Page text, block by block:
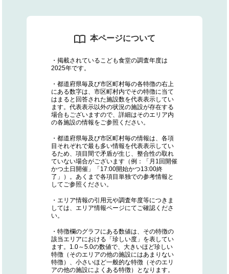
本ページについて
・掲載されているこども食堂の調査年度は
2025年です。
・都道府県毎及び市区町村毎の各特徴の右上
にある数字は、市区町村内でその特徴に当て
はまると回答された施設数を代表表示してい
ます。代表表示以外の状況の施設が存在する
場合もございますので、詳細はそのエリア内
の各施設の情報をご参照ください。
・都道府県毎及び市区町村毎の情報は、各項
目それぞれで最も多い情報を代表表示してい
るため、項目間で矛盾が生じ、整合性の取れ
ていない場合がございます（例：「月1回開催
かつ土日開催」「17:00開始かつ13:00終
了」）。あくまで各項目単独での参考情報と
してご参照ください。
・エリア情報の引用元や調査年度等につきま
しては、エリア情報ページにてご確認くださ
い。
・特徴欄のグラフにある数値は、その特徴の
該当エリアにおける「珍しい度」を表してい
ます。1.0～5.0の数値で、大きいほど珍しい
特徴（そのエリアの他の施設にはあまりない
特徴）、小さいほど一般的な特徴（そのエリ
アの他の施設によくある特徴）となります。